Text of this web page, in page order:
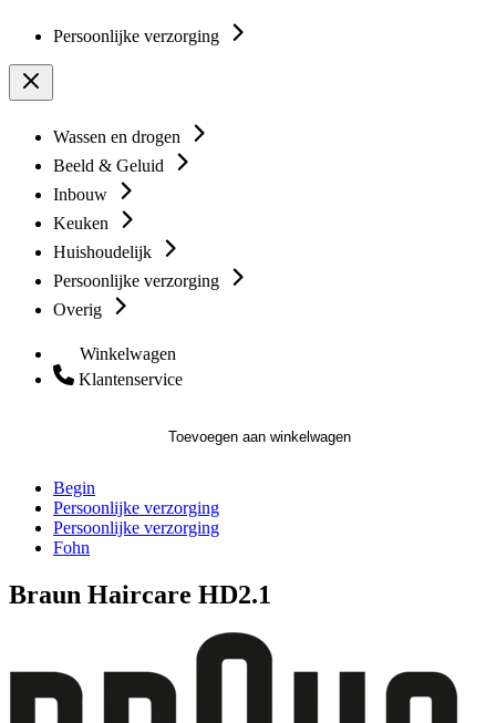
Persoonlijke verzorging
Wassen en drogen
Beeld & Geluid
Inbouw
Keuken
Huishoudelijk
Persoonlijke verzorging
Overig
Winkelwagen
Klantenservice
Toevoegen aan winkelwagen
Begin
Persoonlijke verzorging
Persoonlijke verzorging
Fohn
Braun Haircare HD2.1